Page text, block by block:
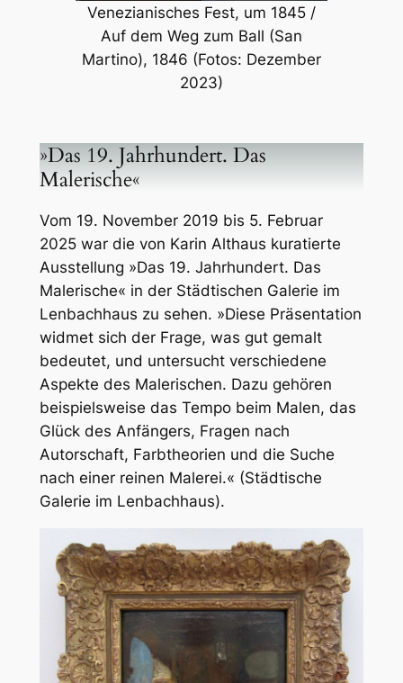
Venezianisches Fest, um 1845 /
Auf dem Weg zum Ball (San
Martino), 1846 (Fotos: Dezember
2023)
»Das 19. Jahrhundert. Das
Malerische«
Vom 19. November 2019 bis 5. Februar
2025 war die von Karin Althaus kuratierte
Ausstellung »Das 19. Jahrhundert. Das
Malerische« in der Städtischen Galerie im
Lenbachhaus zu sehen. »Diese Präsentation
widmet sich der Frage, was gut gemalt
bedeutet, und untersucht verschiedene
Aspekte des Malerischen. Dazu gehören
beispielsweise das Tempo beim Malen, das
Glück des Anfängers, Fragen nach
Autorschaft, Farbtheorien und die Suche
nach einer reinen Malerei.« (Städtische
Galerie im Lenbachhaus).